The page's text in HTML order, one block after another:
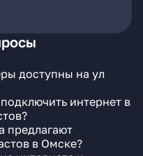
доступны на ул
интернет в
предлагают
в Омске?